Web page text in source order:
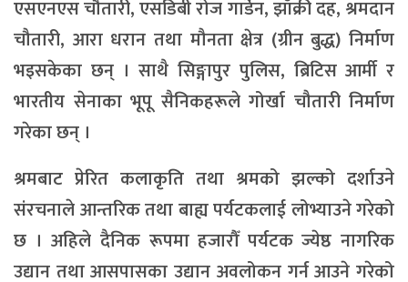
एसएनएस चौतारी, एसडिबी रोज गार्डेन, झाँक्री दह, श्रमदान
चौतारी, आरा धरान तथा मौनता क्षेत्र (ग्रीन बुद्ध) निर्माण
भइसकेका छन् । साथै सिङ्गापुर पुलिस, ब्रिटिस आर्मी र
भारतीय सेनाका भूपू सैनिकहरूले गोर्खा चौतारी निर्माण
गरेका छन् ।
श्रमबाट प्रेरित कलाकृति तथा श्रमको झल्को दर्शाउने
संरचनाले आन्तरिक तथा बाह्य पर्यटकलाई लोभ्याउने गरेको
छ । अहिले दैनिक रूपमा हजारौँ पर्यटक ज्येष्ठ नागरिक
उद्यान तथा आसपासका उद्यान अवलोकन गर्न आउने गरेको